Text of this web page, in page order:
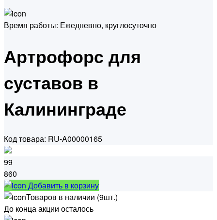
Время работы: Ежедневно, круглосуточно
Артрофорс для
суставов в
Калининграде
Код товара: RU-A00000165
99
860
Добавить в корзину
Товаров в наличии (9шт.)
До конца акции осталось